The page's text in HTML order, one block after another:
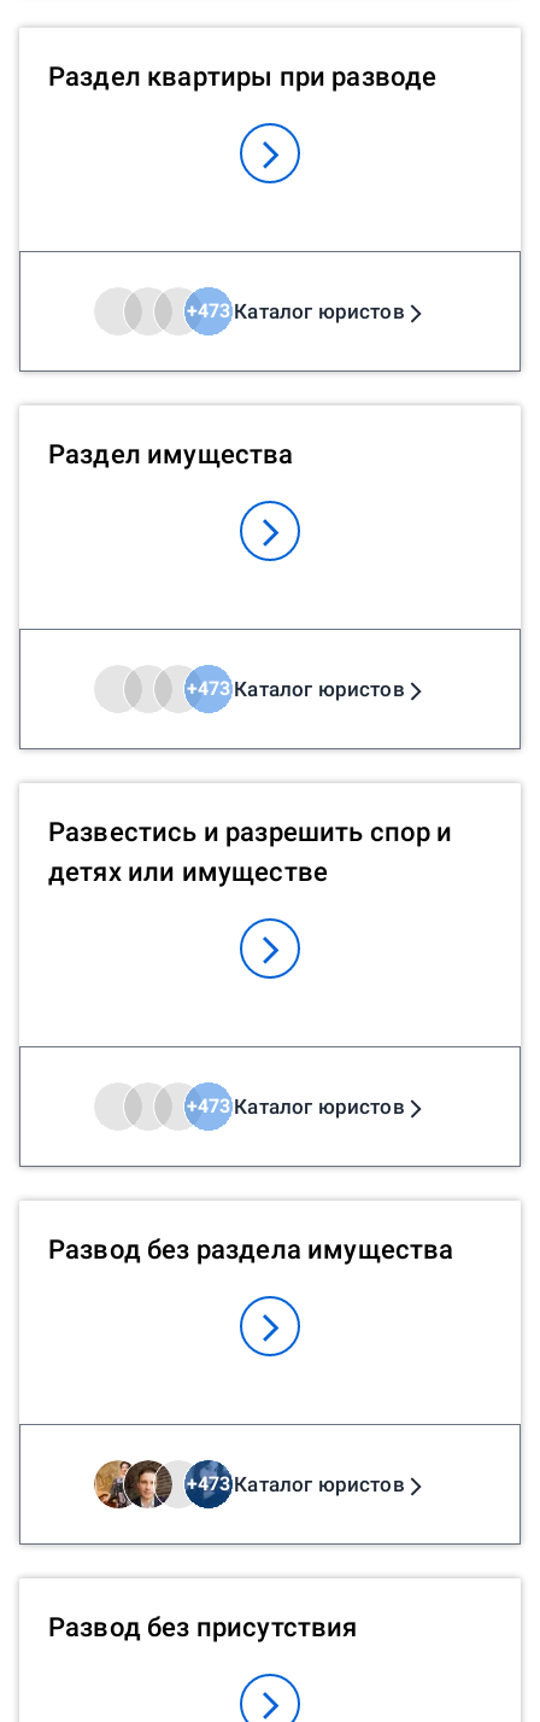
Раздел квартиры при разводе
+473 Каталог юристов
Раздел имущества
+473 Каталог юристов
Развестись и разрешить спор и
детях или имуществе
+473 Каталог юристов
Развод без раздела имущества
+473Каталог юристов
Развод без присутствия